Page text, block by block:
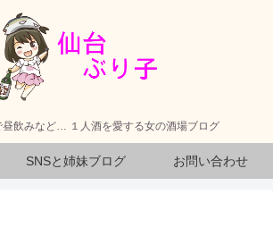
昼飲みなど… １人酒を愛する女の酒場ブログ
SNSと姉妹ブログ お問い合わせ